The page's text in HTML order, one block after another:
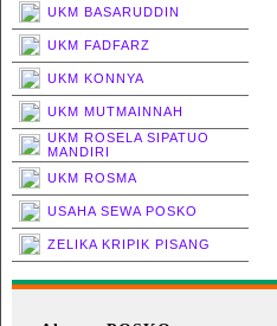
UKM BASARUDDIN
UKM FADFARZ
UKM KONNYA
UKM MUTMAINNAH
UKM ROSELA SIPATUO
MANDIRI
UKM ROSMA
USAHA SEWA POSKO
ZELIKA KRIPIK PISANG